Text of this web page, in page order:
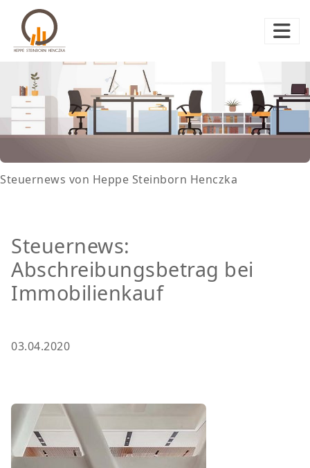
Steuernews von Heppe Steinborn Henczka
Steuernews:
Abschreibungsbetrag bei
Immobilienkauf
03.04.2020